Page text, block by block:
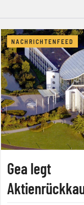
NACHRICHTENFEED
Gea legt